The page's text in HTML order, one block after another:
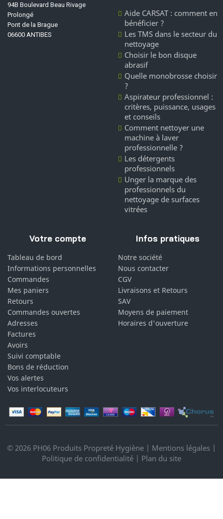
94B Boulevard Beau Rivage
Prolongé
Pont de la Brague
06600 ANTIBES
Aide CARSAT : comment en
bénéficier ?
Les TMS dans le secteur du
nettoyage
Choisir le bon disque
abrasif
Quelle monobrosse choisir
?
Aspirateur professionnel :
critères, puissance, usages
et conseils
Comment nettoyer une
machine à laver
professionnelle ?
Les détergents
professionnels
Unger la marque des
professionnels du
nettoyage de surfaces
vitrées
Votre compte
Tableau de bord
Informations personnelles
Commandes
Mes paniers
Retours
Commandes ouvertes
Adresses
Factures
Avoirs
Suivi comptable
Bons de réduction
Vos alertes
Vos interlocuteurs
Infos pratiques
Notre société
Nous contacter
CGV
Livraisons et Retours
SAV
Moyens de paiement
Horaires d'ouverture
© 2026 PH06 Produits Propreté Hygiène | Mentions légales |
Politique de confidentialité | Plan du site